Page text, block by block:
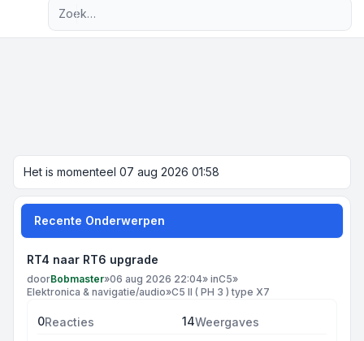
Het is momenteel 07 aug 2026 01:58
Recente Onderwerpen
RT4 naar RT6 upgrade
doorBobmaster»06 aug 2026 22:04» inC5»
Elektronica & navigatie/audio»C5 II ( PH 3 ) type X7
0Reacties 14Weergaves